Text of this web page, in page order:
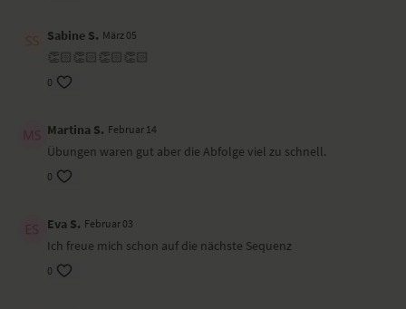
Wirkung und Vorteile
Du schaffst mehr Spielraum in deinen Gelenken, regst deine
Muskulatur an und sorgst so für mehr Knochendichte und unterstützt
👉 Nature Love Vitamin D3+K2 – essenziell für Knochendichte &
Kalziumaufnahme in der Postmenopause.
Ort und Ausstattung
Matte von Jade und trägt Kleidung Mandala.
Sabine S. März 05
👏🏻👏🏻👏🏻👏🏻
0
Martina S. Februar 14
Übungen waren gut aber die Abfolge viel zu schnell.
0
Eva S. Februar 03
Ich freue mich schon auf die nächste Sequenz
0